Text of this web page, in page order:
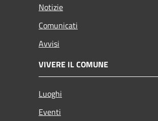
Notizie
Comunicati
Avvisi
VIVERE IL COMUNE
Luoghi
Eventi